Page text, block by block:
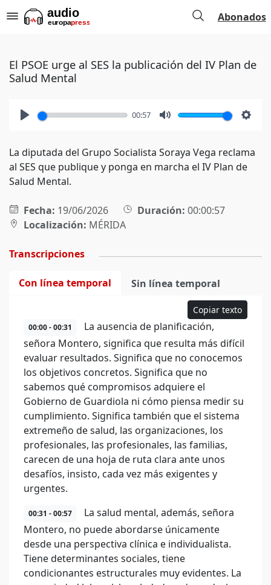
Abonados
El PSOE urge al SES la publicación del IV Plan de
Salud Mental
00:57
La diputada del Grupo Socialista Soraya Vega reclama
al SES que publique y ponga en marcha el IV Plan de
Salud Mental.
Fecha: 19/06/2026 Duración: 00:00:57
Localización: MÉRIDA
Transcripciones
Con línea temporal Sin línea temporal
Copiar texto
00:00 - 00:31
La ausencia de planificación,
señora Montero, significa que resulta más difícil
evaluar resultados. Significa que no conocemos
los objetivos concretos. Significa que no
sabemos qué compromisos adquiere el
Gobierno de Guardiola ni cómo piensa medir su
cumplimiento. Significa también que el sistema
extremeño de salud, las organizaciones, los
profesionales, las profesionales, las familias,
carecen de una hoja de ruta clara ante unos
desafíos, insisto, cada vez más exigentes y
urgentes.
00:31 - 00:57
La salud mental, además, señora
Montero, no puede abordarse únicamente
desde una perspectiva clínica e individualista.
Tiene determinantes sociales, tiene
condicionantes estructurales muy evidentes. La